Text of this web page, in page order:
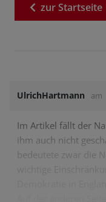
zurStartseite
UlrichHartmann am
Im Artikel fällt der
ihm auch nicht
bedeutete zwar die